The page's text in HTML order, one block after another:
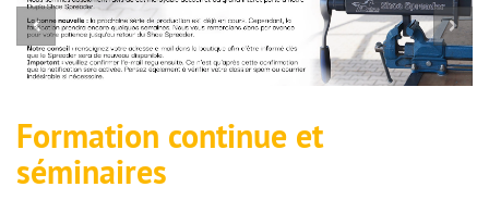
Formation continue et
séminaires